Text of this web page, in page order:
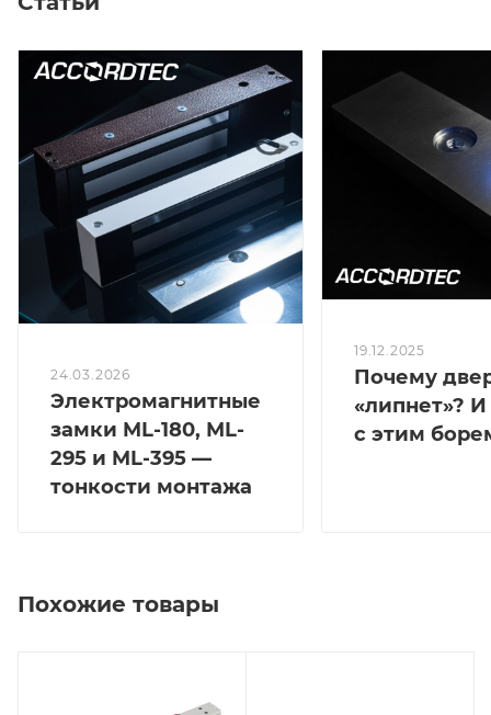
24.03.2026
Электромагнитные
замки ML-180, ML-
295 и ML-395 —
тонкости монтажа
19.12.2025
Почему
«липнет»?
с этим
Похожие товары